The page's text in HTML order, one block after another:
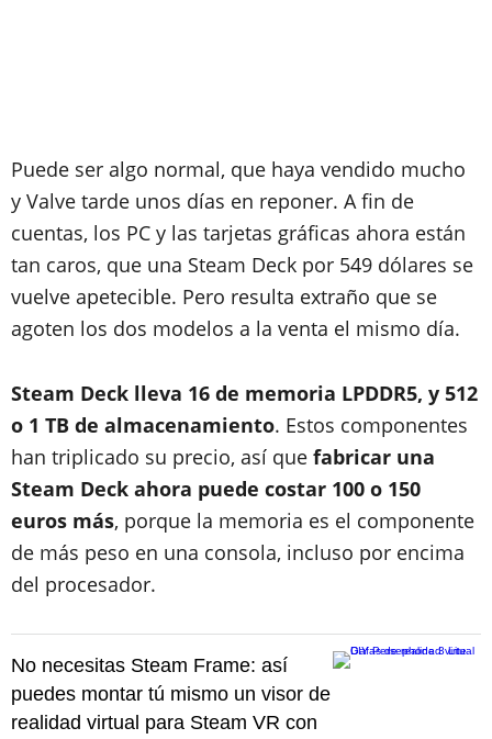
Puede ser algo normal, que haya vendido mucho
y Valve tarde unos días en reponer. A fin de
cuentas, los PC y las tarjetas gráficas ahora están
tan caros, que una Steam Deck por 549 dólares se
vuelve apetecible. Pero resulta extraño que se
agoten los dos modelos a la venta el mismo día.
Steam Deck lleva 16 de memoria LPDDR5, y 512
o 1 TB de almacenamiento. Estos componentes
han triplicado su precio, así que fabricar una
Steam Deck ahora puede costar 100 o 150
euros más, porque la memoria es el componente
de más peso en una consola, incluso por encima
del procesador.
No necesitas Steam Frame: así
puedes montar tú mismo un visor de
realidad virtual para Steam VR con